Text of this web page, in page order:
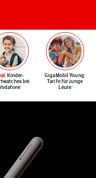
: Kinder-
bei
GigaMobil Young:
Tarife für junge
Leute